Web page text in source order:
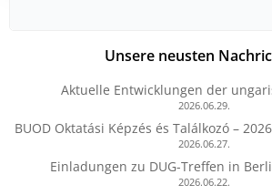
Unsere neusten
Aktuelle Entwicklungen der
2026.06.29.
BUOD Oktatási Képzés és Találkozó –
2026.06.27.
Einladungen zu DUG-Treffen in
2026.06.22.